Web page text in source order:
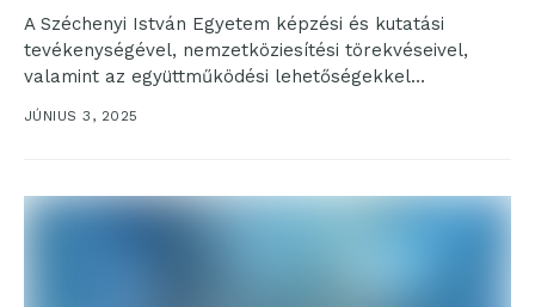
A Széchenyi István Egyetem képzési és kutatási
tevékenységével, nemzetköziesítési törekvéseivel,
valamint az együttműködési lehetőségekkel
látogatásán Eva Dvořáková,...
JÚNIUS 3, 2025